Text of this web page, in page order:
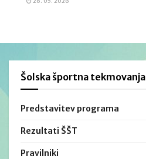
Šolska športna tekmovanja
Predstavitev programa
Rezultati ŠŠT
Pravilniki